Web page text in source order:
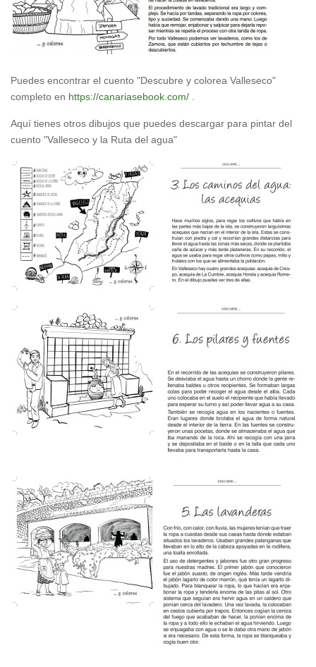
Puedes encontrar el cuento "Descubre y colorea Valleseco"
completo en https://canariasebook.com/
Aquí tienes otros dibujos que puedes descargar para pintar del
cuento "Valleseco y la Ruta del agua"